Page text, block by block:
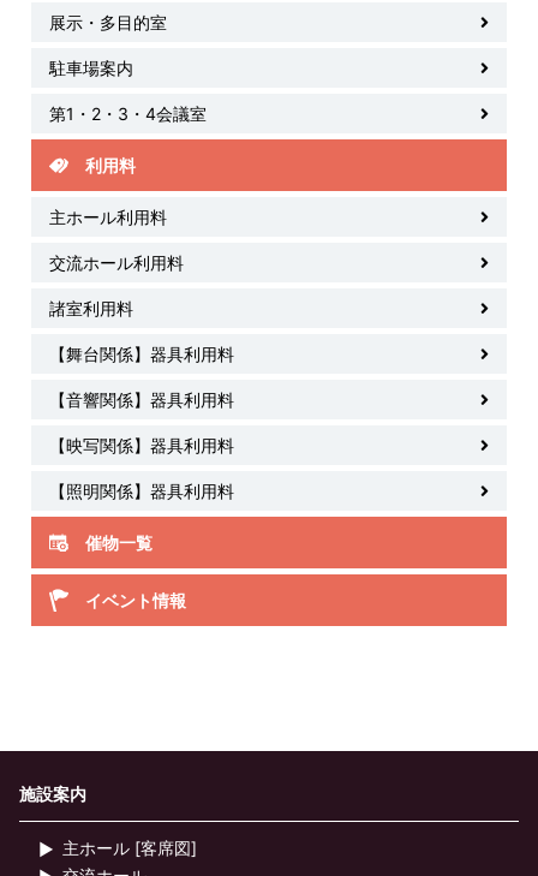
展示・多目的室
駐車場案内
第1・2・3・4会議室
利用料
主ホール利用料
交流ホール利用料
諸室利用料
【舞台関係】器具利用料
【音響関係】器具利用料
【映写関係】器具利用料
【照明関係】器具利用料
催物一覧
イベント情報
施設案内
主ホール [客席図]